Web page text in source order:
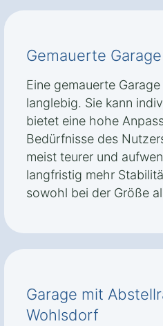
Gemauerte
Eine gemauerte
langlebig. Sie kann
bietet eine hohe
Bedürfnisse des
meist teurer und
langfristig mehr
sowohl bei der Größe
Garage mit
Wohlsdorf